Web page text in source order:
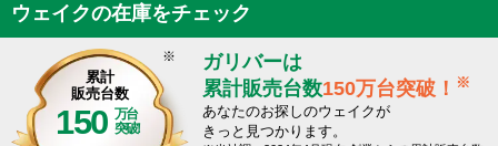
3 3
ウェイクの在庫をチェック
累計
販売台数
150 万台
突破
※
ガリバーは
累計販売台数150万台突破！ ※
あなたのお探しのウェイクが
きっと見つかります。